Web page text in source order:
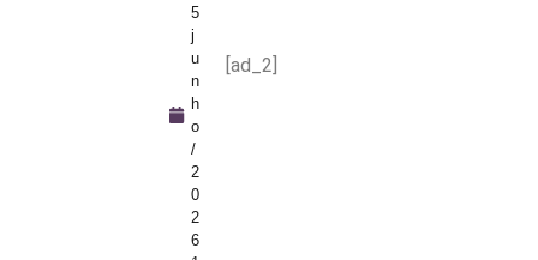
5
j
u
n
h
o
/
2
0
2
6
[ad_2]